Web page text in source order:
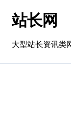
站长网
大型站长资讯类